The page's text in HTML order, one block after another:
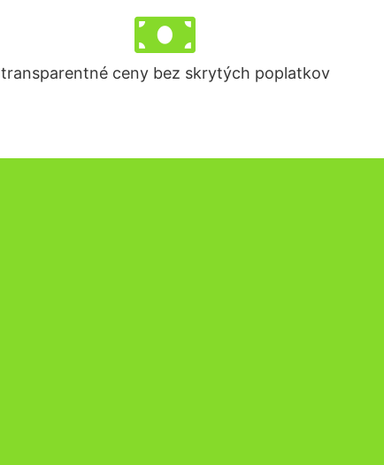
transparentné ceny bez skrytých poplatkov